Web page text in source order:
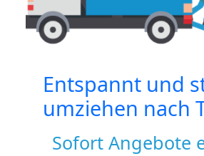
Entspannt und
umziehen nach
Sofort Angebote